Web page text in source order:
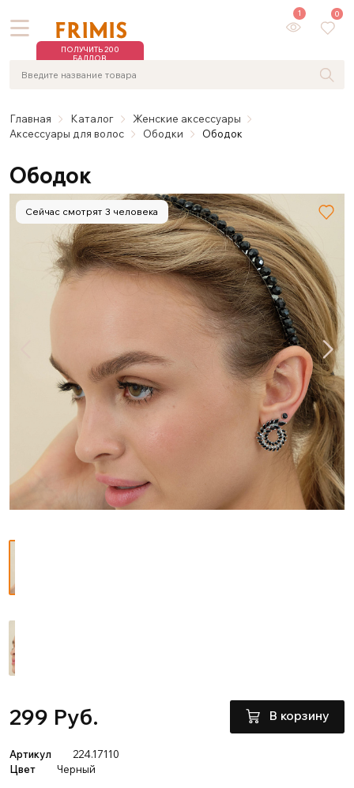
ПОЛУЧИТЬ 200
БАЛЛОВ
1 0
Главная Каталог
Женские аксессуары
Аксессуары для волос
Ободки Ободок
Ободок
Сейчас смотрят 3 человека
299 Руб. В корзину
Артикул
224.17110
Цвет
Черный